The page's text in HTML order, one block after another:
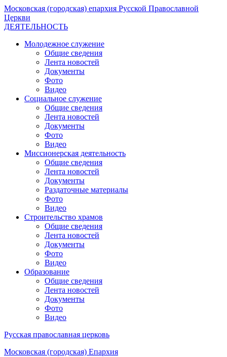
Московская (городская) епархия Русской Православной
Церкви
ДЕЯТЕЛЬНОСТЬ
Молодежное служение
Общие сведения
Лента новостей
Документы
Фото
Видео
Социальное служение
Общие сведения
Лента новостей
Документы
Фото
Видео
Миссионерская деятельность
Общие сведения
Лента новостей
Документы
Раздаточные материалы
Фото
Видео
Строительство храмов
Общие сведения
Лента новостей
Документы
Фото
Видео
Образование
Общие сведения
Лента новостей
Документы
Фото
Видео
Русская православная церковь
Московская (городская) Епархия